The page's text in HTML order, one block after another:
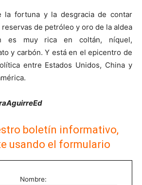
la fortuna y la desgracia de contar
de petróleo y oro de la aldea
es muy rica en coltán, níquel,
y carbón. Y está en el epicentro de
entre Estados Unidos, China y
boletín informativo,
usando el formulario
Nombre: